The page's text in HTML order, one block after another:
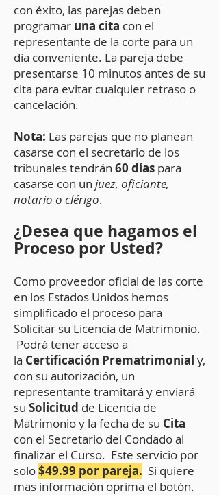
con éxito, las parejas deben
programar una cita con el
representante de la corte para un
día conveniente. La pareja debe
presentarse 10 minutos antes de su
cita para evitar cualquier retraso o
cancelación.
Nota: Las parejas que no planean
casarse con el secretario de los
tribunales tendrán 60 días para
casarse con un juez, oficiante,
notario o clérigo.
¿Desea que hagamos el
Proceso por Usted?
Como proveedor oficial de las corte
en los Estados Unidos hemos
simplificado el proceso para
Solicitar su Licencia de Matrimonio.
Podrá tener acceso a
la Certificación Prematrimonial y,
con su autorización, un
representante tramitará y enviará
su Solicitud de Licencia de
Matrimonio y la fecha de su Cita
con el Secretario del Condado al
finalizar el Curso. Este servicio por
solo$49.99 por pareja. Si quiere
mas información oprima el botón.